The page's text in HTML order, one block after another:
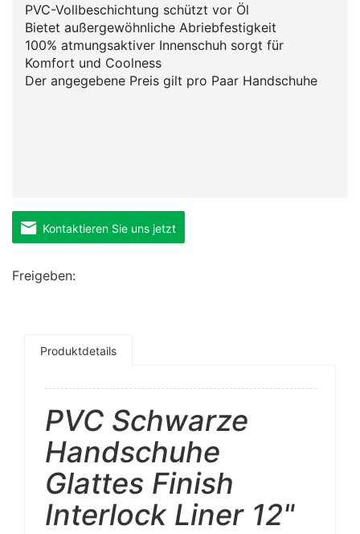
PVC-Vollbeschichtung schützt vor Öl
Bietet außergewöhnliche Abriebfestigkeit
100% atmungsaktiver Innenschuh sorgt für
Komfort und Coolness
Der angegebene Preis gilt pro Paar Handschuhe
Kontaktieren Sie uns jetzt
Freigeben:
Produktdetails
PVC Schwarze
Handschuhe
Glattes Finish
Interlock Liner 12"